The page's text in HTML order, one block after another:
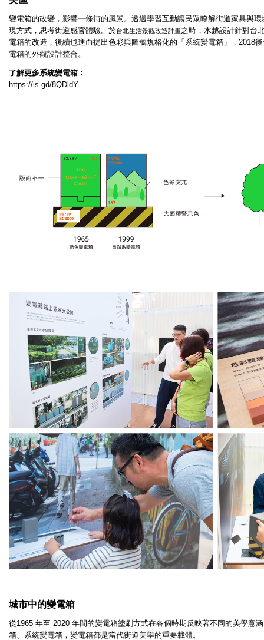
變電箱的改變，影響一條街的風景。透過學習互動讓民眾瞭解街道家具與
現方式，思考街道感官體驗。於台北生活景觀改造計畫之時，水越設計針對台
電箱的改造，後續也進而提出色彩與圖號規格化的「系統變電箱」，2018
電箱的外觀設計整合。
了解更多系統變電箱：
https://is.gd/8QDldY
城市中的變電箱
從1965 年至 2020 年間的變電箱塗刷方式在各個時期反映著不同的美學意
箱、系統變電箱，變電箱都是當代街道美學的重要載體。